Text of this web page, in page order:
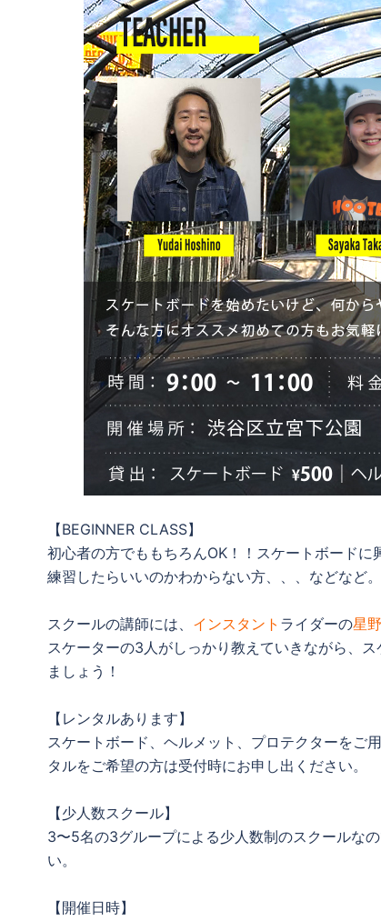
【BEGINNER CLASS】
初心者の方でももちろんOK！！スケートボード
練習したらいいのかわからない方、、、などなど
スクールの講師には、 インスタント ライダーの星
スケーターの3人がしっかり教えていきながら、
ましょう！
【レンタルあります】
スケートボード、ヘルメット、プロテクターをご
タルをご希望の方は受付時にお申し出ください。
【少人数スクール】
3〜5名の3グループによる少人数制のスクールな
い。
【開催日時】